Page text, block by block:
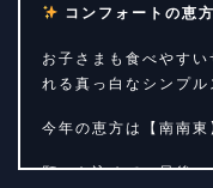
コンフォートの恵
お子さまも食べやす
れる真っ白なシンプル
今年の恵方は【南南東
願いを込めて、最後